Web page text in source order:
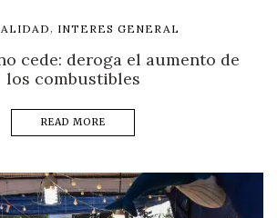
, INTERES GENERAL
cede: deroga el aumento de
los combustibles
READ MORE